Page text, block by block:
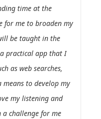
time at the
for me to broaden my
be taught in the
practical app that I
as web searches,
to develop my
my listening and
a challenge for me